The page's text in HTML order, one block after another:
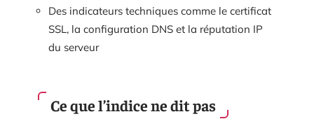
Des indicateurs techniques comme le certificat
SSL, la configuration DNS et la réputation IP
du serveur
Ce que l’indice ne dit pas